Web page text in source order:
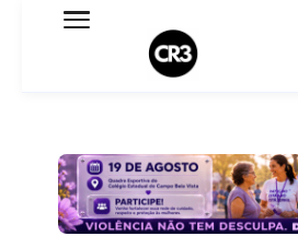
Expediente
Termo de Uso
Sobre o blog